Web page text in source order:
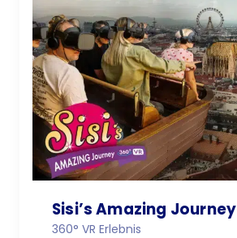
Sisi’s Amazing Journey
360° VR Erlebnis